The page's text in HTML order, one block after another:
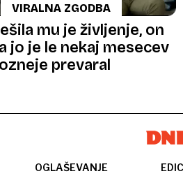
VIRALNA ZGODBA
mu je življenje, on
jo je le nekaj mesecev
prevaral
OGLAŠEVANJE